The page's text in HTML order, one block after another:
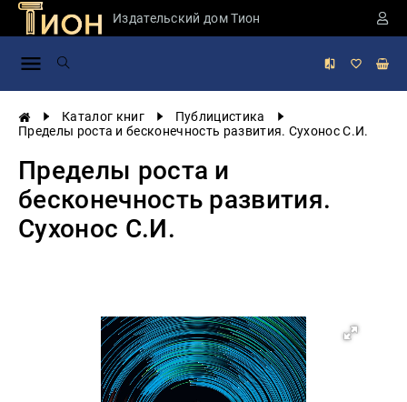
Издательский дом Тион
Каталог книг
Публицистика
Пределы роста и бесконечность развития. Сухонос С.И.
Пределы роста и
бесконечность развития.
Сухонос С.И.
Занимательная
России
история
Экономика
Фантастика
будущего
Публицистика